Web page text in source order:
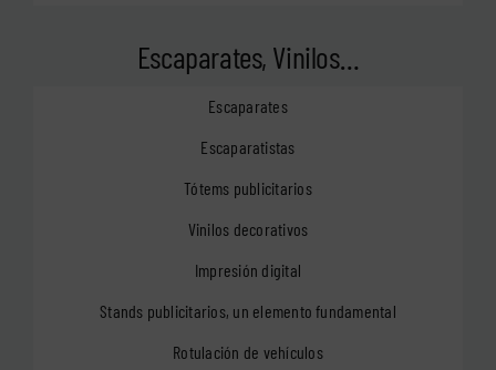
Escaparates, Vinilos…
Escaparates
Escaparatistas
Tótems publicitarios
Vinilos decorativos
Impresión digital
Stands publicitarios, un elemento fundamental
Rotulación de vehículos